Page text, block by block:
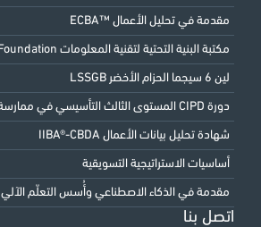
مقدمة في تحليل الأعمال ™ECBA
مكتبة البنية التحتية لتقنية المعلومات ITIL® 4 Foundation
لين 6 سيجما الحزام الأخضر LSSGB
دورة CIPD المستوى الثالث التأسيسي في ممارسة شؤون الموظفين
شهادة تحليل بيانات الأعمال IIBA®-CBDA
أساسيات الاستراتيجية التسويقية
مقدمة في الذكاء الاصطناعي وأُسس التعلّم الآلي
اتصل بنا